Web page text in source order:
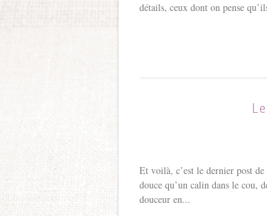
détails, ceux dont on pense
Et voilà, c’est le dernier post
douce qu’un calin dans le cou,
douceur en...